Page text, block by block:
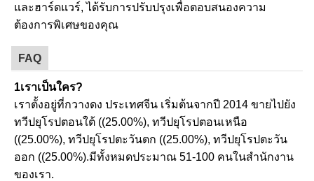
และฮาร์ดแวร์, ได้รับการปรับปรุงเพื่อตอบสนองความ
ต้องการพิเศษของคุณ
FAQ
1เราเป็นใคร?
เราตั้งอยู่ที่กวางดง ประเทศจีน เริ่มต้นจากปี 2014 ขายไปยัง
ทวีปยุโรปตอนใต้ ((25.00%), ทวีปยุโรปตอนเหนือ
((25.00%), ทวีปยุโรปตะวันตก ((25.00%), ทวีปยุโรปตะวัน
ออก ((25.00%).มีทั้งหมดประมาณ 51-100 คนในสํานักงาน
ของเรา.